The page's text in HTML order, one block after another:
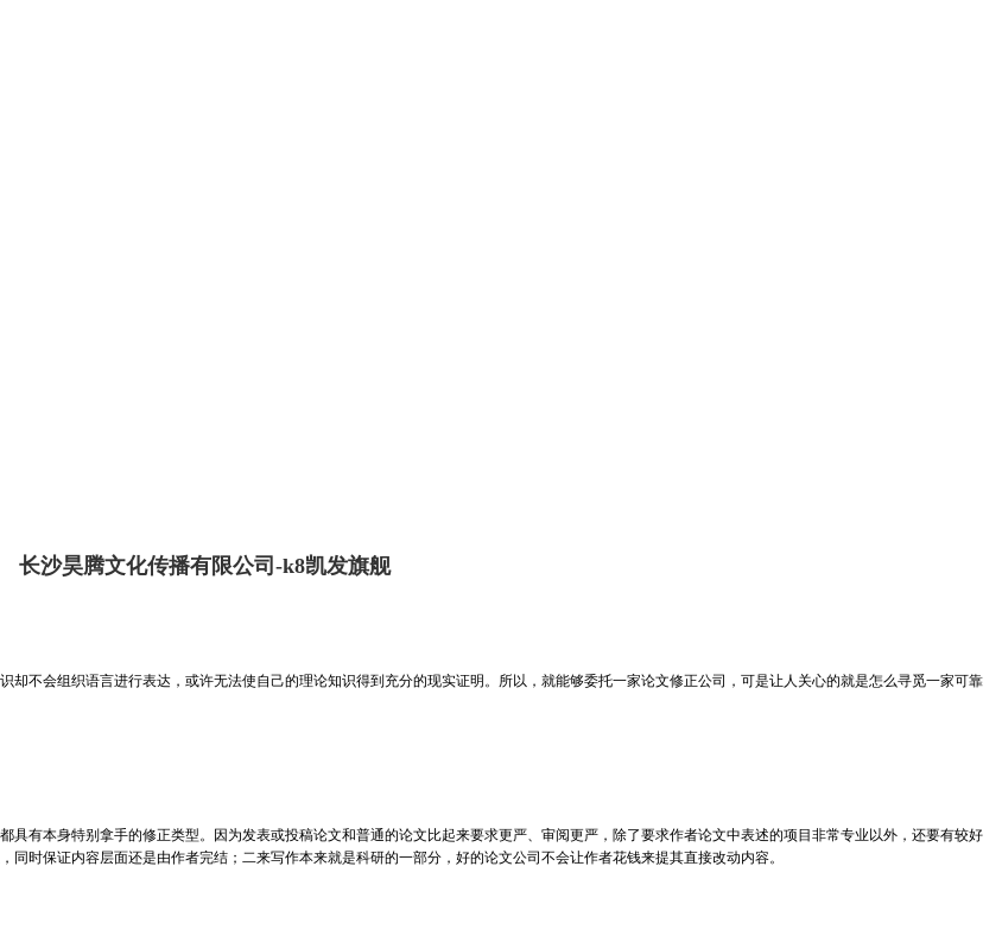
长沙昊腾文化传播有限公司-k8凯发旗舰
会组织语言进行表达，或许无法使自己的理论知识得到充分的现实证明。所以，就能够委托一家论文修正公司，可是让人关心的就是怎么寻觅一家可靠
本身特别拿手的修正类型。因为发表或投稿论文和普通的论文比起来要求更严、审阅更严，除了要求作者论文中表述的项目非常专业以外，还要有较好
时保证内容层面还是由作者完结；二来写作本来就是科研的一部分，好的论文公司不会让作者花钱来提其直接改动内容。